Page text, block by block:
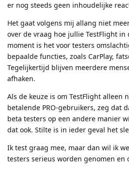
er nog steeds geen inhoudelijke
Het gaat volgens mij allang niet
over de vraag hoe jullie TestFlight in
moment is het voor testers
bepaalde functies, zoals CarPlay,
Tegelijkertijd blijven meerdere
afhaken.
Als de keuze is om TestFlight alleen
betalende PRO-gebruikers, zeg dat
beta testers op een andere manier
dat ook. Stilte is in ieder geval het
Ik test graag mee, maar dan wil ik
testers serieus worden genomen en